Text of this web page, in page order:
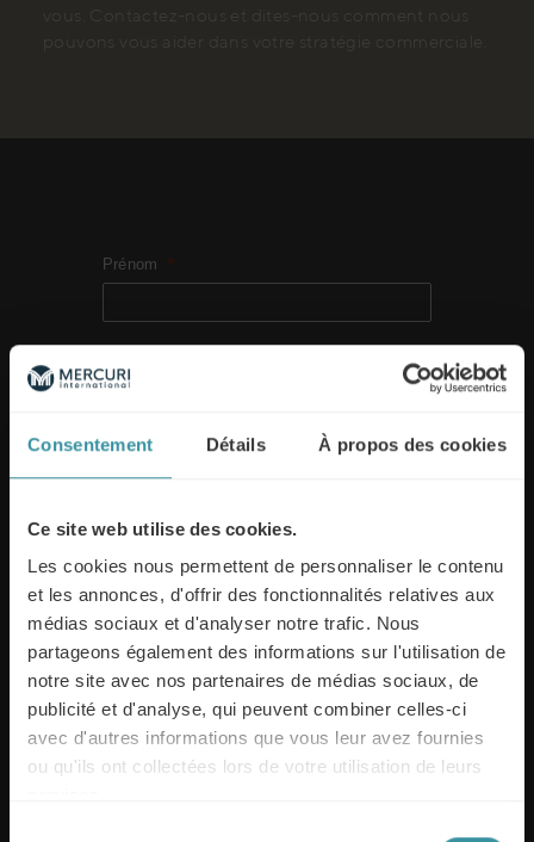
Consentement Détails À propos des cookies
Ce site web utilise des cookies.
Les cookies nous permettent de personnaliser le contenu
et les annonces, d'offrir des fonctionnalités relatives aux
médias sociaux et d'analyser notre trafic. Nous
partageons également des informations sur l'utilisation de
notre site avec nos partenaires de médias sociaux, de
publicité et d'analyse, qui peuvent combiner celles-ci
avec d'autres informations que vous leur avez fournies
ou qu'ils ont collectées lors de votre utilisation de leurs
vous. Contactez-nous et dites-nous comment nous
pouvons vous aider dans votre stratégie commerciale.
Prénom
Téléphone
+33